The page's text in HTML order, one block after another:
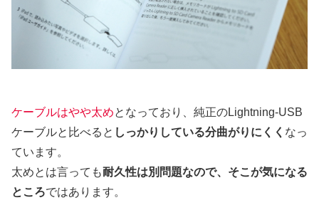
ケーブルはやや太めとなっており、純正のLightning-USB
ケーブルと比べると しっかりしている分曲がりにくく なっ
ています。
太めとは言っても耐久性は別問題なので、そこが気になる
ところではあります。